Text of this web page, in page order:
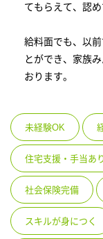
てもらえて、認め
給料面でも、以
とができ、家族
おります。
未経験OK
住宅支援・手当あ
社会保険完備
スキルが身につく